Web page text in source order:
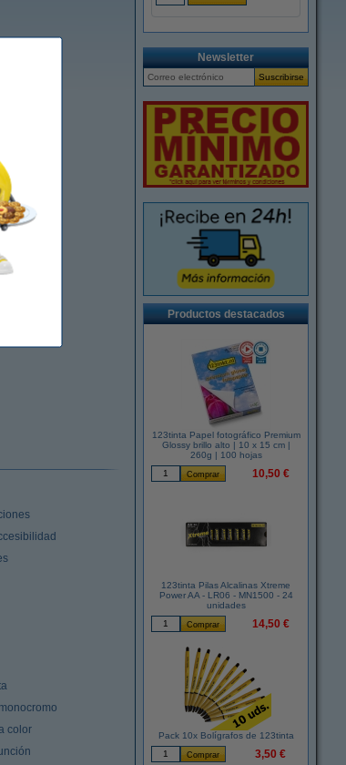
Newsletter
Productos destacados
123tinta Papel fotográfico Premium
Glossy brillo alto | 10 x 15 cm |
260g | 100 hojas
10,50 €
123tinta Pilas Alcalinas Xtreme
Power AA - LR06 - MN1500 - 24
unidades
14,50 €
Pack 10x Bolígrafos de 123tinta
3,50 €
color